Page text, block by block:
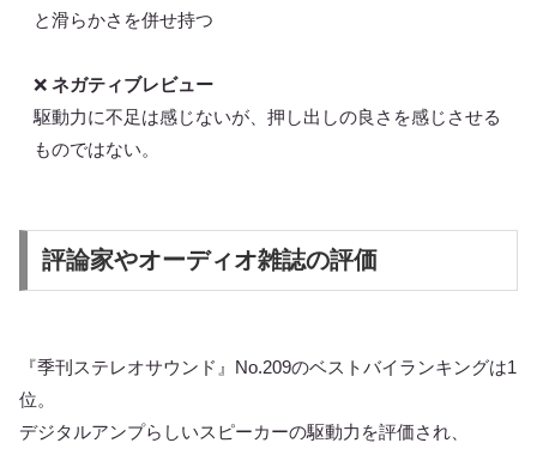
と滑らかさを併せ持つ
❌ ネガティブレビュー
駆動力に不足は感じないが、押し出しの良さを感じさせる
ものではない。
評論家やオーディオ雑誌の評価
『季刊ステレオサウンド』No.209のベストバイランキングは1
位。
デジタルアンプらしいスピーカーの駆動力を評価され、